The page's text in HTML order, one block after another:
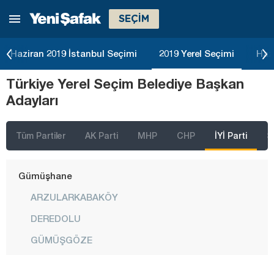
SEÇİM
Haziran 2019 İstanbul Seçimi 2019 Yerel Seçimi
Türkiye Yerel Seçim Belediye Başkan
Adayları
Tüm Partiler AK Parti MHP CHP İYİ Parti
Edirne
Erzurum
Eskişehir
Giresun
Gümüşhane
ARZULARKABAKÖY
DEREDOLU
GÜMÜŞGÖZE